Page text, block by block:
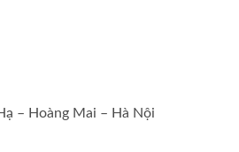
– Hoàng Mai – Hà Nội